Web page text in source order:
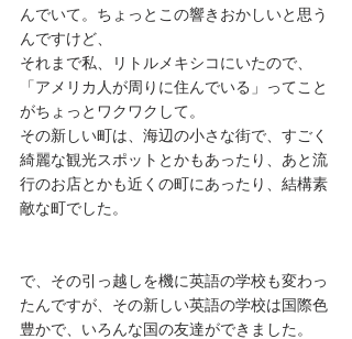
んでいて。ちょっとこの響きおかしいと思う
んですけど、
それまで私、リトルメキシコにいたので、
「アメリカ人が周りに住んでいる」ってこと
がちょっとワクワクして。
その新しい町は、海辺の小さな街で、すごく
綺麗な観光スポットとかもあったり、あと流
行のお店とかも近くの町にあったり、結構素
敵な町でした。
で、その引っ越しを機に英語の学校も変わっ
たんですが、その新しい英語の学校は国際色
豊かで、いろんな国の友達ができました。